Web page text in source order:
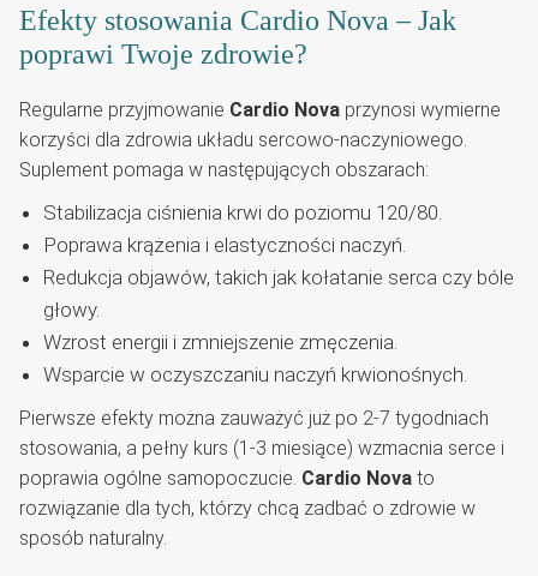
Efekty stosowania Cardio Nova – Jak
poprawi Twoje zdrowie?
Regularne przyjmowanie Cardio Nova przynosi wymierne
korzyści dla zdrowia układu sercowo-naczyniowego.
Suplement pomaga w następujących obszarach:
Stabilizacja ciśnienia krwi do poziomu 120/80.
Poprawa krążenia i elastyczności naczyń.
Redukcja objawów, takich jak kołatanie serca czy bóle
głowy.
Wzrost energii i zmniejszenie zmęczenia.
Wsparcie w oczyszczaniu naczyń krwionośnych.
Pierwsze efekty można zauważyć już po 2-7 tygodniach
stosowania, a pełny kurs (1-3 miesiące) wzmacnia serce i
poprawia ogólne samopoczucie. Cardio Nova to
rozwiązanie dla tych, którzy chcą zadbać o zdrowie w
sposób naturalny.